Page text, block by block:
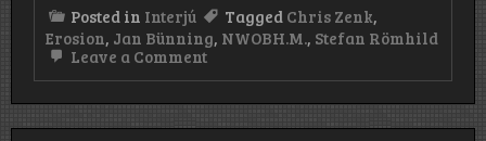
Posted in Interjú Tagged Chris Zenk,
Erosion, Jan Bünning, NWOBH.M., Stefan Römhild
Leave a Commenton
pedig
az